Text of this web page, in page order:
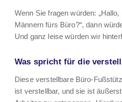
Wenn Sie fragen würden:
Männern fürs Büro?“, dann
Und ganz leise würden wir
Was spricht für die
Diese verstellbare Büro-
ist verstellbar, und sie ist